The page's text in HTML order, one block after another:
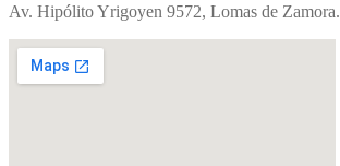
Av. Hipólito Yrigoyen 9572, Lomas de Zamora.